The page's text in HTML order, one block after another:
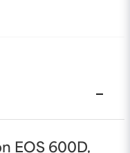
EOS 600D,